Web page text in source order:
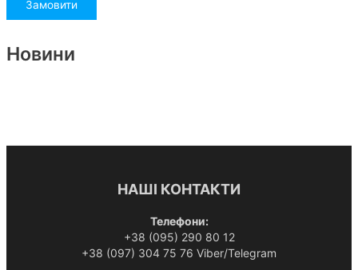
Новини
НАШІ КОНТАКТИ
Телефони:
+38 (095) 290 80 12
+38 (097) 304 75 76 Viber/Telegram